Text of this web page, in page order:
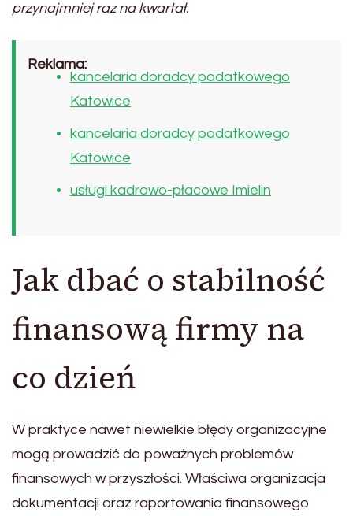
przynajmniej raz na kwartał.
Reklama:
kancelaria doradcy podatkowego
Katowice
kancelaria doradcy podatkowego
Katowice
usługi kadrowo-płacowe Imielin
Jak dbać o stabilność
finansową firmy na
co dzień
W praktyce nawet niewielkie błędy organizacyjne
mogą prowadzić do poważnych problemów
finansowych w przyszłości. Właściwa organizacja
dokumentacji oraz raportowania finansowego